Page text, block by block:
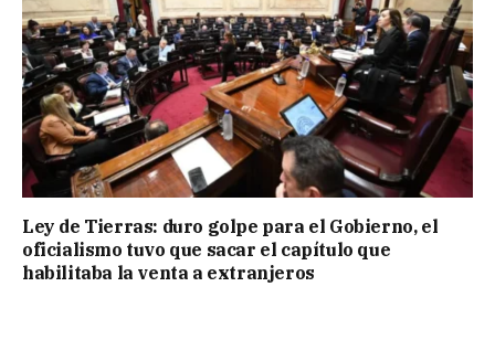
Ley de Tierras: duro golpe para el Gobierno, el
oficialismo tuvo que sacar el capítulo que
habilitaba la venta a extranjeros